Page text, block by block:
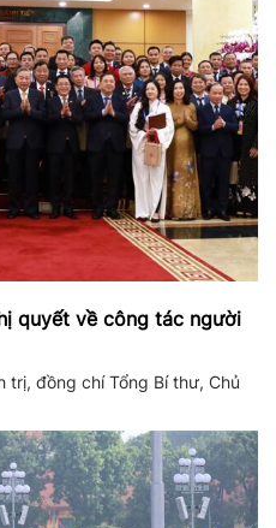
quyết về công tác người
trị, đồng chí Tổng Bí thư, Chủ